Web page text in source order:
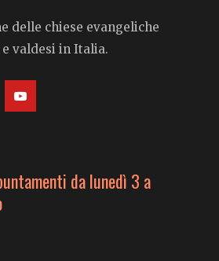
delle chiese evangeliche
valdesi in Italia.
da lunedì 3 a